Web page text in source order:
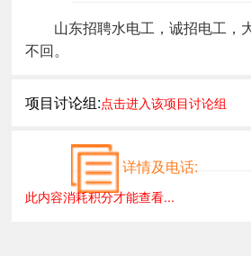
山东招聘水电工，诚招电工，
不回。
项目讨论组:点击进入该项目讨论组
详情及电话:
此内容消耗积分才能查看...